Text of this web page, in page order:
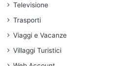
Televisione
Trasporti
Viaggi e Vacanze
Villaggi Turistici